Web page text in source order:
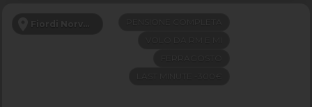
Fiordi Norvegesi